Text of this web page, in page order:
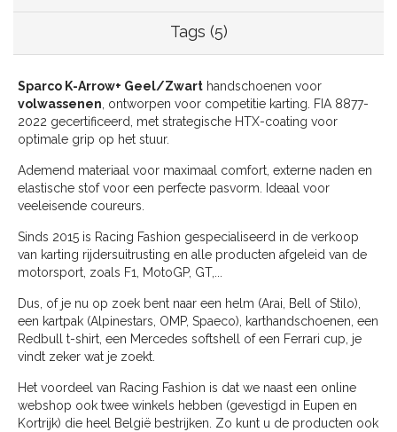
Tags (5)
Sparco K-Arrow+ Geel/Zwart handschoenen voor
volwassenen, ontworpen voor competitie karting. FIA 8877-
2022 gecertificeerd, met strategische HTX-coating voor
optimale grip op het stuur.
Ademend materiaal voor maximaal comfort, externe naden en
elastische stof voor een perfecte pasvorm. Ideaal voor
veeleisende coureurs.
Sinds 2015 is Racing Fashion gespecialiseerd in de verkoop
van karting rijdersuitrusting en alle producten afgeleid van de
motorsport, zoals F1, MotoGP, GT,...
Dus, of je nu op zoek bent naar een helm (Arai, Bell of Stilo),
een kartpak (Alpinestars, OMP, Spaeco), karthandschoenen, een
Redbull t-shirt, een Mercedes softshell of een Ferrari cup, je
vindt zeker wat je zoekt.
Het voordeel van Racing Fashion is dat we naast een online
webshop ook twee winkels hebben (gevestigd in Eupen en
Kortrijk) die heel België bestrijken. Zo kunt u de producten ook